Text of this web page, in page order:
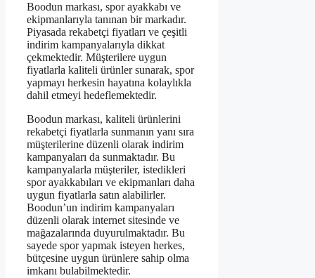
Boodun markası, spor ayakkabı ve
ekipmanlarıyla tanınan bir markadır.
Piyasada rekabetçi fiyatları ve çeşitli
indirim kampanyalarıyla dikkat
çekmektedir. Müşterilere uygun
fiyatlarla kaliteli ürünler sunarak, spor
yapmayı herkesin hayatına kolaylıkla
dahil etmeyi hedeflemektedir.
Boodun markası, kaliteli ürünlerini
rekabetçi fiyatlarla sunmanın yanı sıra
müşterilerine düzenli olarak indirim
kampanyaları da sunmaktadır. Bu
kampanyalarla müşteriler, istedikleri
spor ayakkabıları ve ekipmanları daha
uygun fiyatlarla satın alabilirler.
Boodun’un indirim kampanyaları
düzenli olarak internet sitesinde ve
mağazalarında duyurulmaktadır. Bu
sayede spor yapmak isteyen herkes,
bütçesine uygun ürünlere sahip olma
imkanı bulabilmektedir.